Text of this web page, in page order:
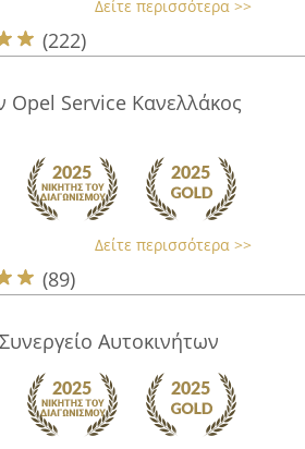
Δείτε περισσότερα >>
(222)
Opel Service Κανελλάκος
Δείτε περισσότερα >>
(89)
Αυτοκινήτων